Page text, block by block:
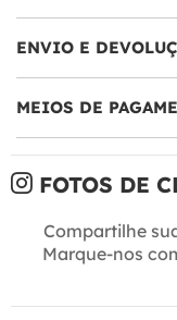
ENVIO E
MEIOS DE
FOTOS DE
Compartilhe
Marque-nos